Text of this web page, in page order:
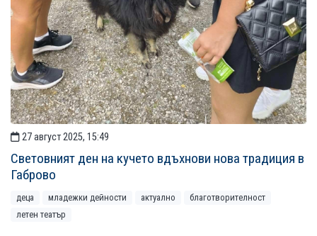
27 август 2025, 15:49
Световният ден на кучето вдъхнови нова традиция в
Габрово
деца младежки дейности актуално
благотворителност
летен театър